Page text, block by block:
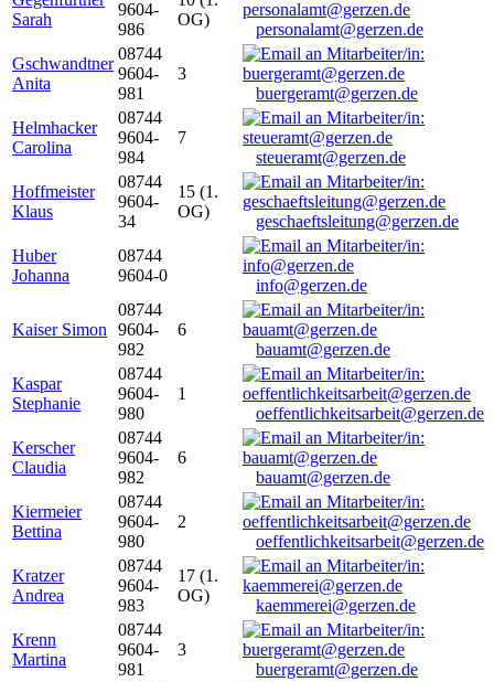
Sarah
9604-
986
OG)
personalamt@gerzen.de
Gschwandtner
Anita
08744
9604-
981
3
buergeramt@gerzen.de
Helmhacker
Carolina
08744
9604-
984
7
steueramt@gerzen.de
Hoffmeister
Klaus
08744
9604-
34
15 (1.
OG)
geschaeftsleitung@gerzen.de
Huber
Johanna
08744
9604-0
info@gerzen.de
Kaiser Simon
08744
9604-
982
6
bauamt@gerzen.de
Kaspar
Stephanie
08744
9604-
980
1
oeffentlichkeitsarbeit@gerzen.de
Kerscher
Claudia
08744
9604-
982
6
bauamt@gerzen.de
Kiermeier
Bettina
08744
9604-
980
2
oeffentlichkeitsarbeit@gerzen.de
Kratzer
Andrea
08744
9604-
983
17 (1.
OG)
kaemmerei@gerzen.de
Krenn
Martina
08744
9604-
981
3
buergeramt@gerzen.de